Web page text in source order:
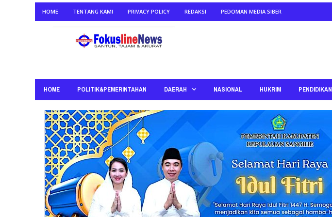
HOME TENTANG KAMI PRIVACY POLICY REDAKSI PEDOMAN MEDIA SIBER
HOME POLITIK&PEMERINTAHAN DAERAH NASIONAL HUKRIM PENDIDIKAN